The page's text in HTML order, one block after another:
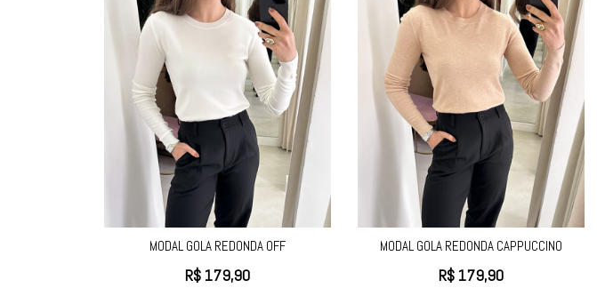
MODAL GOLA REDONDA OFF
R$ 179,90
MODAL GOLA REDONDA CAPPUCCINO
R$ 179,90